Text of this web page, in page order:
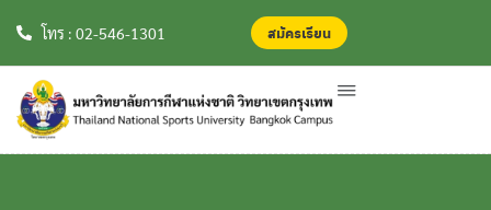
โทร : 02-546-1301 สมัครเรียน